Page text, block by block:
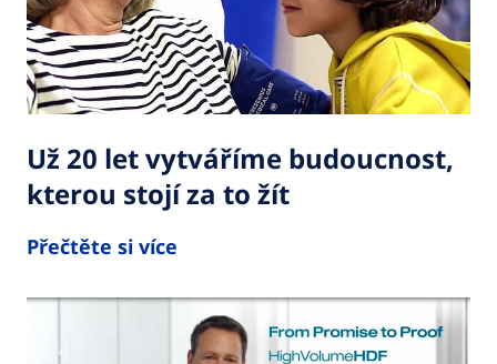
Už 20 let vytváříme budoucnost,
kterou stojí za to žít
Přečtěte si více